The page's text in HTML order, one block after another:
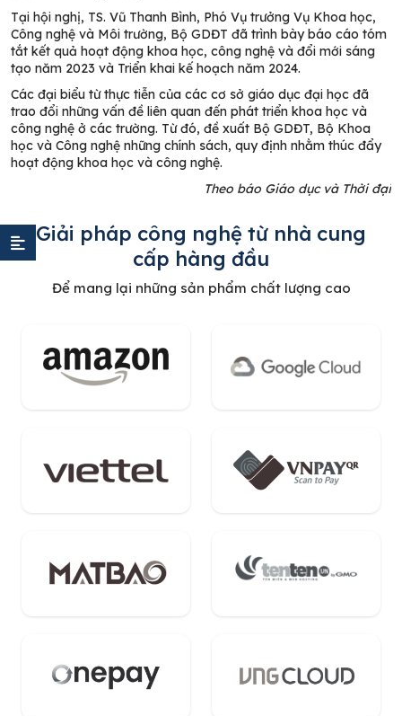
Tại hội nghị, TS. Vũ Thanh Bình, Phó Vụ trưởng Vụ Khoa học,
Công nghệ và Môi trường, Bộ GDĐT đã trình bày báo cáo tóm
tắt kết quả hoạt động khoa học, công nghệ và đổi mới sáng
tạo năm 2023 và Triển khai kế hoạch năm 2024.
Các đại biểu từ thực tiễn của các cơ sở giáo dục đại học đã
trao đổi những vấn đề liên quan đến phát triển khoa học và
công nghệ ở các trường. Từ đó, đề xuất Bộ GDĐT, Bộ Khoa
học và Công nghệ những chính sách, quy định nhằm thúc đẩy
hoạt động khoa học và công nghệ.
Theo báo Giáo dục và Thời đại
Giải pháp công nghệ từ nhà cung
cấp hàng đầu
Để mang lại những sản phẩm chất lượng cao